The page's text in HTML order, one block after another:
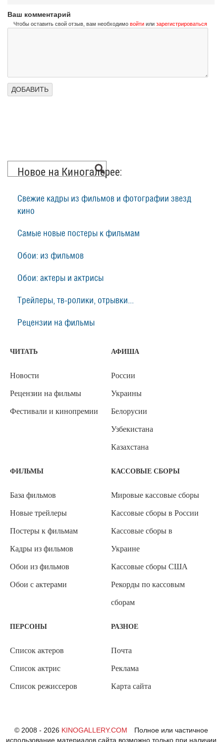
Ваш комментарий
Чтобы оставить свой отзыв, вам необходимо войти или зарегистрироваться
Новое на Киногалерее:
Свежие кадры из фильмов и фотографии звезд
кино
Самые новые постеры к фильмам
Обои: из фильмов
Обои: актеры и актрисы
Трейлеры, тв-ролики, отрывки...
Рецензии на фильмы
ЧИТАТЬ
Новости
Рецензии на фильмы
Фестивали и кинопремии
АФИША
России
Украины
Белорусии
Узбекистана
Казахстана
ФИЛЬМЫ
База фильмов
Новые трейлеры
Постеры к фильмам
Кадры из фильмов
Обои из фильмов
Обои с актерами
КАССОВЫЕ СБОРЫ
Мировые кассовые сборы
Кассовые сборы в России
Кассовые сборы в
Украине
Кассовые сборы США
Рекорды по кассовым
сборам
ПЕРСОНЫ
Список актеров
Список актрис
Список режиссеров
РАЗНОЕ
Почта
Реклама
Карта сайта
© 2008 - 2026 KINOGALLERY.COM
Полное или частичное
использование материалов сайта возможно только при наличии